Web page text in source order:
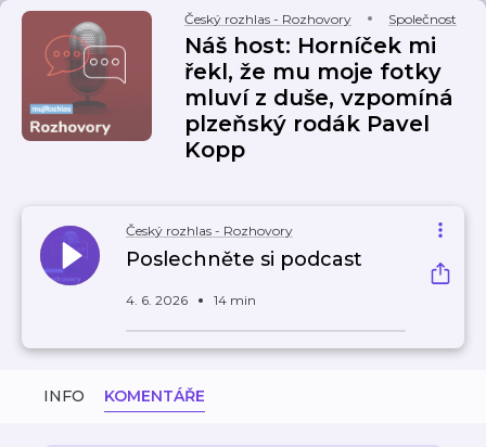
Český rozhlas - Rozhovory Společnost
Náš host: Horníček mi
řekl, že mu moje fotky
mluví z duše, vzpomíná
plzeňský rodák Pavel
Kopp
Český rozhlas - Rozhovory
Poslechněte si podcast
4. 6. 2026 14 min
INFO KOMENTÁŘE